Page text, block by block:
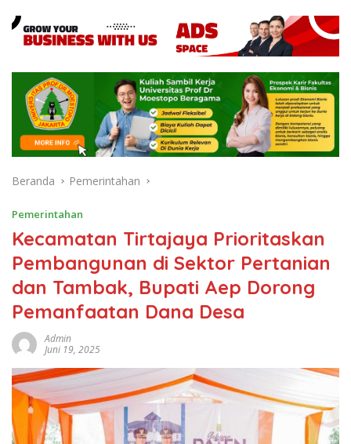
Beranda Pemerintahan
Pemerintahan
Kecamatan Tirtajaya Prioritaskan
Pembangunan di Sektor Pertanian
dan Tambak, Bupati Aep Dorong
Pemanfaatan Dana Desa
Admin
Juni 19, 2025